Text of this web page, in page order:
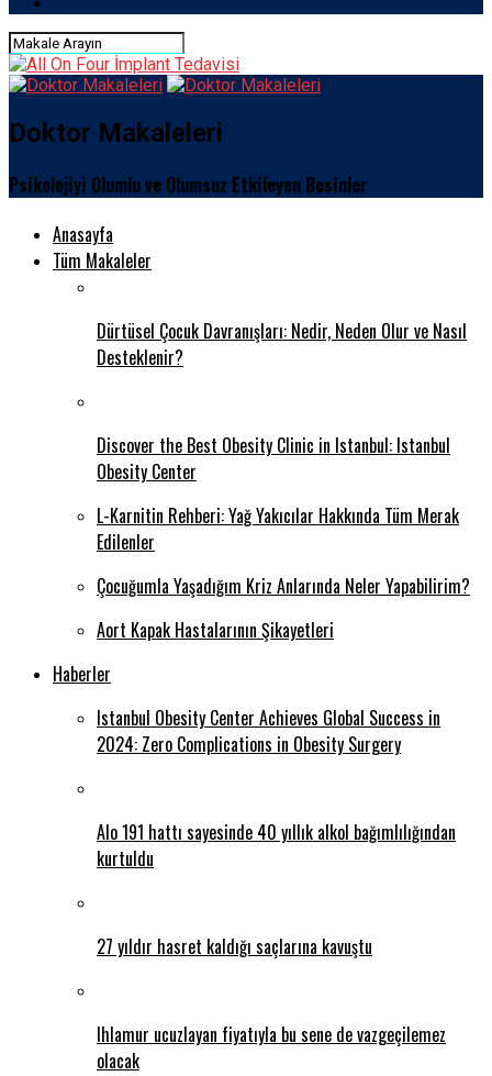
Doktor Makaleleri
Psikolojiyi Olumlu ve Olumsuz Etkileyen Besinler
Anasayfa
Tüm Makaleler
Dürtüsel Çocuk Davranışları: Nedir, Neden Olur ve Nasıl
Desteklenir?
Discover the Best Obesity Clinic in Istanbul: Istanbul
Obesity Center
L-Karnitin Rehberi: Yağ Yakıcılar Hakkında Tüm Merak
Edilenler
Çocuğumla Yaşadığım Kriz Anlarında Neler Yapabilirim?
Aort Kapak Hastalarının Şikayetleri
Haberler
Istanbul Obesity Center Achieves Global Success in
2024: Zero Complications in Obesity Surgery
Alo 191 hattı sayesinde 40 yıllık alkol bağımlılığından
kurtuldu
27 yıldır hasret kaldığı saçlarına kavuştu
Ihlamur ucuzlayan fiyatıyla bu sene de vazgeçilemez
olacak